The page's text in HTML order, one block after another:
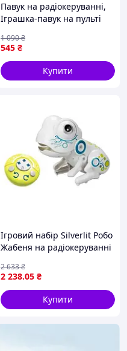
Павук на радіокеруванні,
Іграшка-павук на пульті
радіокеруванні
545 ₴
1 090₴
Купити
Ігровий набір Silverlit Робо
Жабеня на радіокеруванні
2 238.05 ₴
2 633₴
Купити